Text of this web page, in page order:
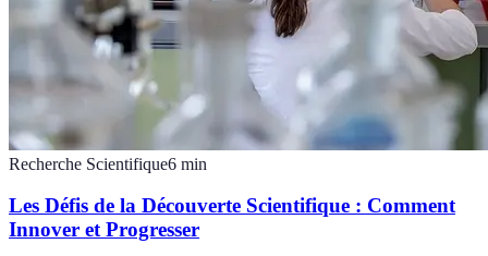
Recherche Scientifique6 min
Les Défis de la Découverte Scientifique : Comment
Innover et Progresser